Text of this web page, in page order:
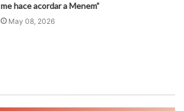
me hace acordar a Menem”
May 08, 2026